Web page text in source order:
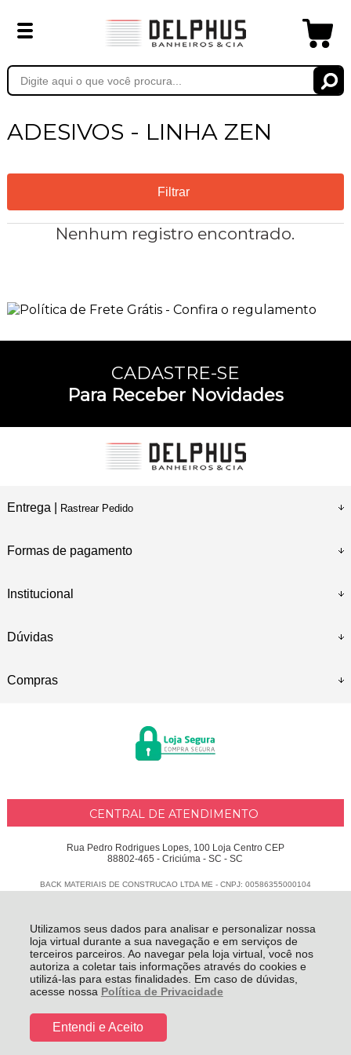
Utilizamos seus dados para analisar e personalizar nossa
loja virtual durante a sua navegação e em serviços de
terceiros parceiros. Ao navegar pela loja virtual, você nos
autoriza a coletar tais informações através do cookies e
utilizá-las para estas finalidades. Em caso de dúvidas,
acesse nossa Política de Privacidade
Entendi e Aceito
ADESIVOS - LINHA ZEN
Filtrar
Nenhum registro encontrado.
CADASTRE-SE
Para Receber Novidades
Entrega | Rastrear Pedido
Formas de pagamento
Institucional
Dúvidas
Compras
CENTRAL DE ATENDIMENTO
Rua Pedro Rodrigues Lopes, 100 Loja Centro CEP
88802-465 - Criciúma - SC - SC
BACK MATERIAIS DE CONSTRUCAO LTDA ME - CNPJ: 00586355000104